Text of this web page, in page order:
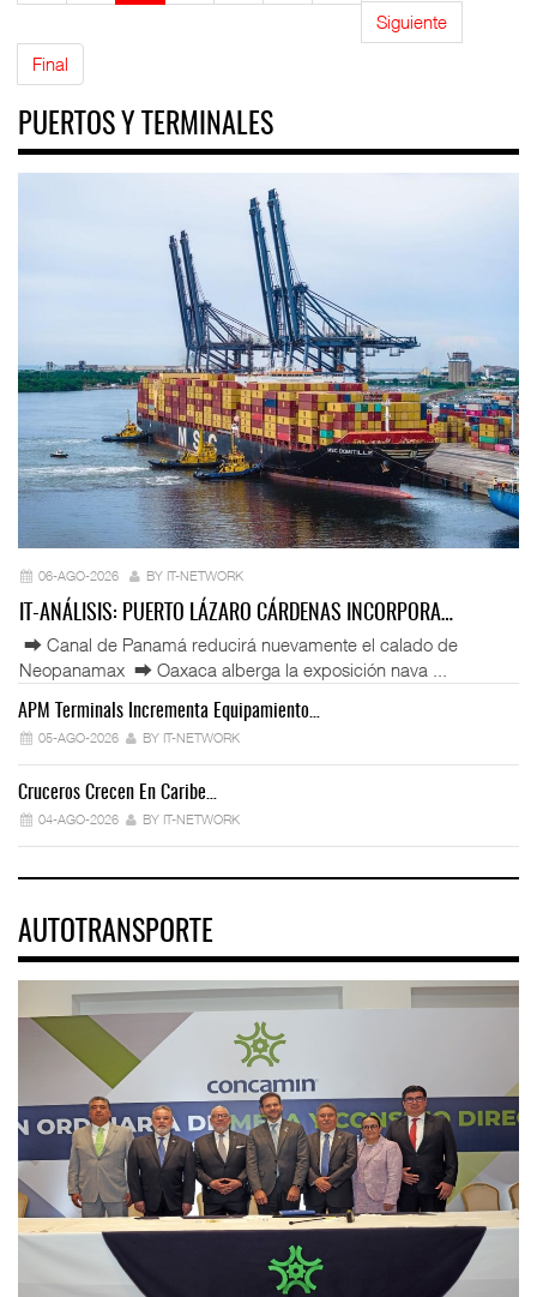
Siguiente
Final
PUERTOS Y TERMINALES
06-AGO-2026 BY IT-NETWORK
IT-ANÁLISIS: PUERTO LÁZARO CÁRDENAS INCORPORA…
⮕ Canal de Panamá reducirá nuevamente el calado de
Neopanamax ⮕ Oaxaca alberga la exposición nava ...
APM Terminals Incrementa Equipamiento…
05-AGO-2026 BY IT-NETWORK
Cruceros Crecen En Caribe…
04-AGO-2026 BY IT-NETWORK
AUTOTRANSPORTE